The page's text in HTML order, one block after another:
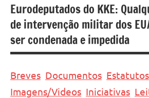
Eurodeputados do KKE:
de intervenção militar dos
ser condenada e impedida
Breves Documentos Estatutos
Imagens/Videos Iniciativas